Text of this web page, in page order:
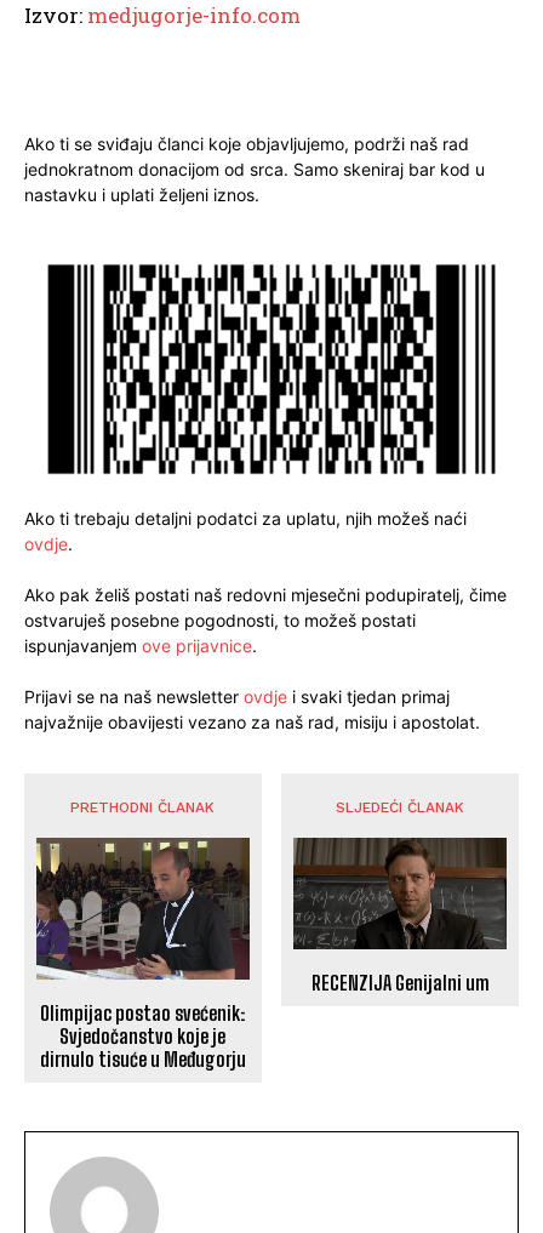
Izvor: medjugorje-info.com
Ako ti se sviđaju članci koje objavljujemo, podrži naš rad
jednokratnom donacijom od srca. Samo skeniraj bar kod u
nastavku i uplati željeni iznos.
Ako ti trebaju detaljni podatci za uplatu, njih možeš naći
ovdje.
Ako pak želiš postati naš redovni mjesečni podupiratelj, čime
ostvaruješ posebne pogodnosti, to možeš postati
ispunjavanjem ove prijavnice.
Prijavi se na naš newsletter ovdje i svaki tjedan primaj
najvažnije obavijesti vezano za naš rad, misiju i apostolat.
PRETHODNI ČLANAK
Olimpijac postao svećenik:
Svjedočanstvo koje je
dirnulo tisuće u Međugorju
SLJEDEĆI ČLANAK
RECENZIJA Genijalni um